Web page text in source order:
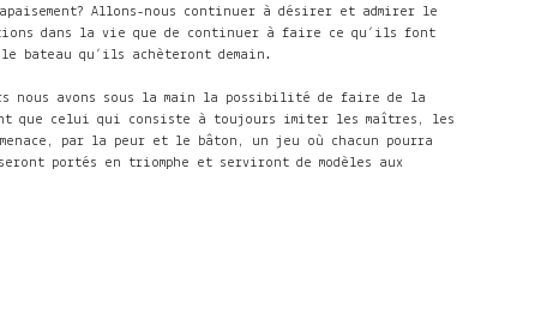
Allons-nous continuer à désirer et admirer le
dans la vie que de continuer à faire ce qu’ils font
bateau qu’ils achèteront demain.
nous avons sous la main la possibilité de faire de la
que celui qui consiste à toujours imiter les maîtres, les
par la peur et le bâton, un jeu où chacun pourra
portés en triomphe et serviront de modèles aux